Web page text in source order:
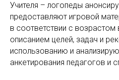
Учителя – логопеды
предоставляют игровой
в соответствии с возрастом
описанием целей, задач и
использованию и
анкетирования педагогов и